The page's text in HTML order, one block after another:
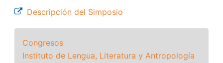
Descripción del Simposio
Congresos
Instituto de Lengua, Literatura y Antropología